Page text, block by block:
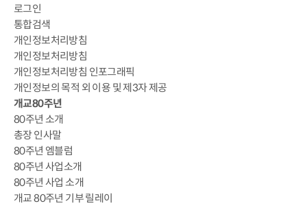
로그인
통합검색
개인정보처리방침
개인정보처리방침
개인정보처리방침 인포그래픽
개인정보의 목적 외 이용 및 제3자 제공
개교80주년
80주년 소개
총장 인사말
80주년 엠블럼
80주년 사업소개
80주년 사업 소개
개교 80주년 기부 릴레이